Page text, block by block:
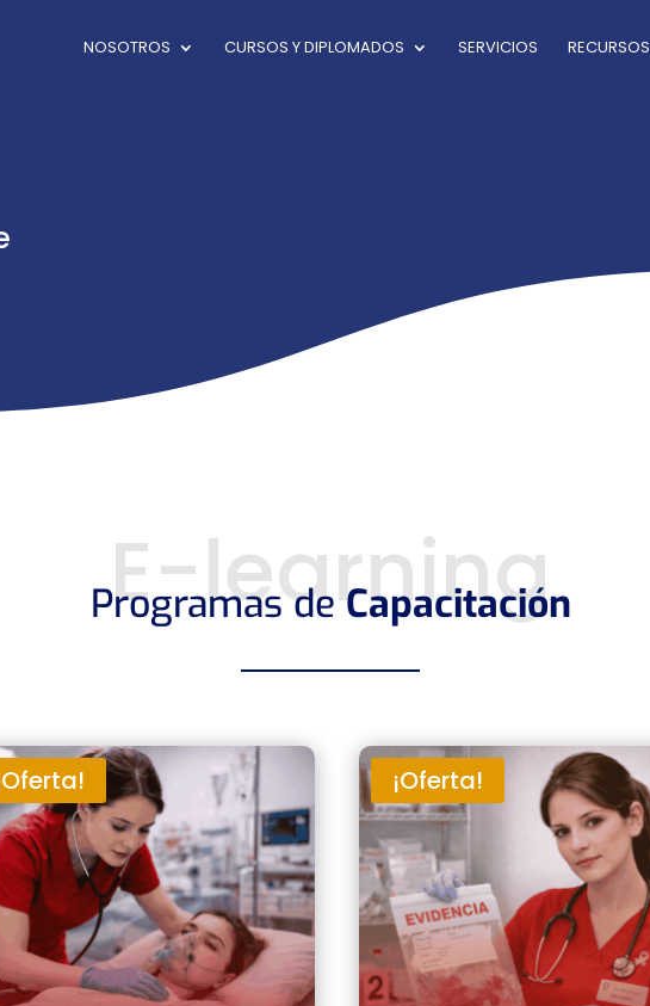
NOSOTROS CURSOS Y DIPLOMADOS SERVICIOS RECURSOS
E-learning
Programas deCapacitación
¡Oferta!